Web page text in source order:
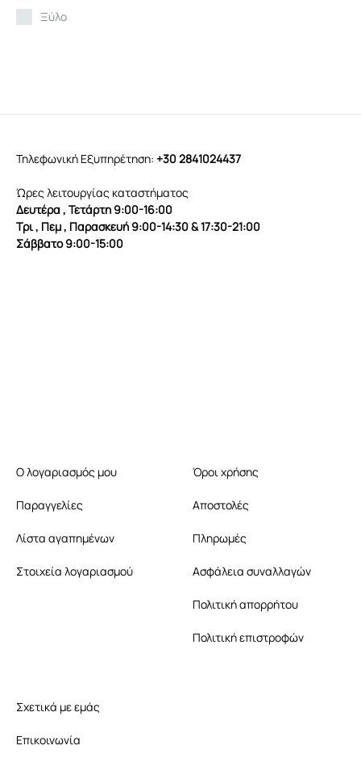
Ξύλο
Τηλεφωνική Εξυπηρέτηση: +30 2841024437
Ώρες λειτουργίας καταστήματος
Δευτέρα , Τετάρτη 9:00-16:00
Τρι , Πεμ , Παρασκευή 9:00-14:30 & 17:30-21:00
Σάββατο 9:00-15:00
Ο λογαριασμός μου
Παραγγελίες
Λίστα αγαπημένων
Στοιχεία λογαριασμού
Όροι χρήσης
Αποστολές
Πληρωμές
Ασφάλεια συναλλαγών
Πολιτική απορρήτου
Πολιτική επιστροφών
Σχετικά με εμάς
Επικοινωνία